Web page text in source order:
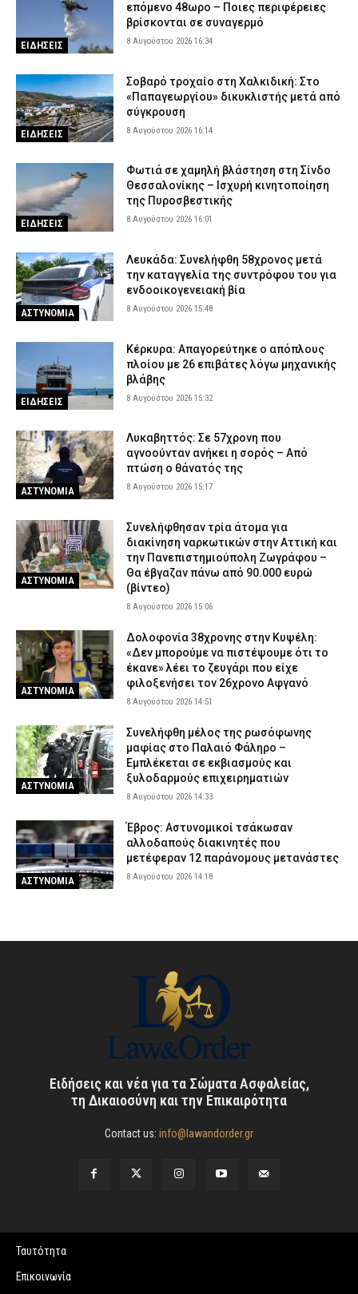
ΕΙΔΗΣΕΙΣ
επόμενο 48ωρο – Ποιες περιφέρειες
βρίσκονται σε συναγερμό
8 Αυγούστου 2026 16:34
ΕΙΔΗΣΕΙΣ
Σοβαρό τροχαίο στη Χαλκιδική: Στο
«Παπαγεωργίου» δικυκλιστής μετά από
σύγκρουση
8 Αυγούστου 2026 16:14
ΕΙΔΗΣΕΙΣ
Φωτιά σε χαμηλή βλάστηση στη Σίνδο
Θεσσαλονίκης – Ισχυρή κινητοποίηση
της Πυροσβεστικής
8 Αυγούστου 2026 16:01
ΑΣΤΥΝΟΜΙΑ
Λευκάδα: Συνελήφθη 58χρονος μετά
την καταγγελία της συντρόφου του για
ενδοοικογενειακή βία
8 Αυγούστου 2026 15:48
ΕΙΔΗΣΕΙΣ
Κέρκυρα: Απαγορεύτηκε ο απόπλους
πλοίου με 26 επιβάτες λόγω μηχανικής
βλάβης
8 Αυγούστου 2026 15:32
ΑΣΤΥΝΟΜΙΑ
Λυκαβηττός: Σε 57χρονη που
αγνοούνταν ανήκει η σορός – Από
πτώση ο θάνατός της
8 Αυγούστου 2026 15:17
ΑΣΤΥΝΟΜΙΑ
Συνελήφθησαν τρία άτομα για
διακίνηση ναρκωτικών στην Αττική και
την Πανεπιστημιούπολη Ζωγράφου –
Θα έβγαζαν πάνω από 90.000 ευρώ
(βίντεο)
8 Αυγούστου 2026 15:06
ΑΣΤΥΝΟΜΙΑ
Δολοφονία 38χρονης στην Κυψέλη:
«Δεν μπορούμε να πιστέψουμε ότι το
έκανε» λέει το ζευγάρι που είχε
φιλοξενήσει τον 26χρονο Αφγανό
8 Αυγούστου 2026 14:51
ΑΣΤΥΝΟΜΙΑ
Συνελήφθη μέλος της ρωσόφωνης
μαφίας στο Παλαιό Φάληρο –
Εμπλέκεται σε εκβιασμούς και
ξυλοδαρμούς επιχειρηματιών
8 Αυγούστου 2026 14:33
ΑΣΤΥΝΟΜΙΑ
Έβρος: Αστυνομικοί τσάκωσαν
αλλοδαπούς διακινητές που
μετέφεραν 12 παράνομους μετανάστες
8 Αυγούστου 2026 14:18
Ειδήσεις και νέα για τα Σώματα Ασφαλείας,
τη Δικαιοσύνη και την Επικαιρότητα
Contact us: info@lawandorder.gr
Ταυτότητα
Επικοινωνία